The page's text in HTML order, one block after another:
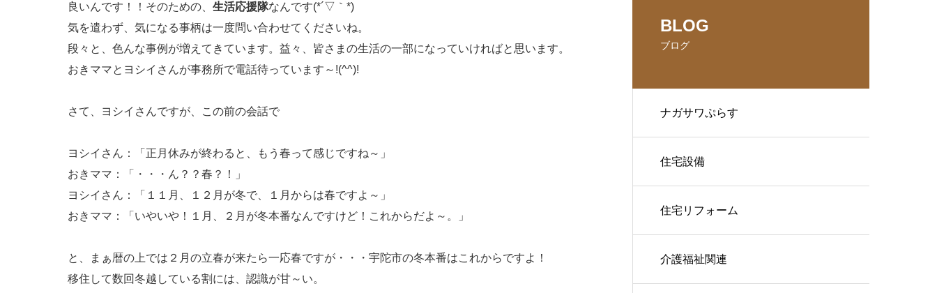
良いんです！！そのための、 生活応援隊なんです(*´▽｀*)
気を遣わず、気になる事柄は一度問い合わせてくださいね。
段々と、色んな事例が増えてきています。益々、皆さまの生活の一部になっていければと思います。
おきママとヨシイさんが事務所で電話待っています～!(^^)!
さて、ヨシイさんですが、この前の会話で
ヨシイさん：「正月休みが終わると、もう春って感じですね～」
おきママ：「・・・ん？？春？！」
ヨシイさん：「１１月、１２月が冬で、１月からは春ですよ～」
おきママ：「いやいや！１月、２月が冬本番なんですけど！これからだよ～。」
と、まぁ暦の上では２月の立春が来たら一応春ですが・・・宇陀市の冬本番はこれからですよ！
移住して数回冬越している割には、認識が甘～い。
BLOG
ブログ
ナガサワぷらす
住宅設備
住宅リフォーム
介護福祉関連